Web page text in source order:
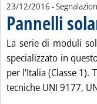
23/12/2016 -
Pannelli
La serie di moduli
specializzato in
per l'Italia (Classe 1).
tecniche UNI 9177,